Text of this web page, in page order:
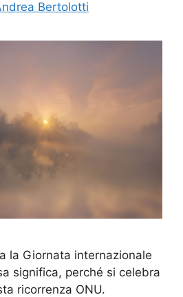
Bertolotti
la Giornata internazionale
significa, perché si celebra
ricorrenza ONU.